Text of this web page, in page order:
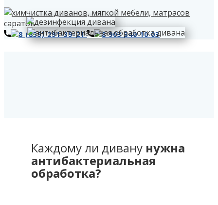
8 (855) 291-39-21 8 903 340 10 03
Каждому ли дивану нужна
антибактериальная
обработка?